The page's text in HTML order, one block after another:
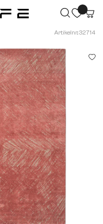
Artikelnr.: 32714